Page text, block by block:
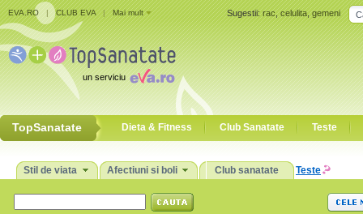
Sugestii: rac,celulita,gemeni
EVA.RO | CLUB EVA | Mai mult
un serviciu
TopSanatate Dieta & Fitness Club Sanatate Teste
Stil de viata Afectiuni si boli Club sanatate Teste